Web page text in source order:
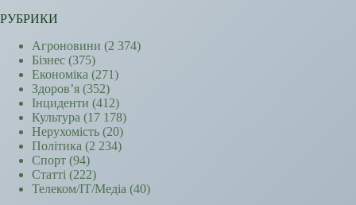
РУБРИКИ
Агроновини (2 374)
Бізнес (375)
Економіка (271)
Здоров’я (352)
Інциденти (412)
Культура (17 178)
Нерухомість (20)
Політика (2 234)
Спорт (94)
Статті (222)
Телеком/ІТ/Медіа (40)